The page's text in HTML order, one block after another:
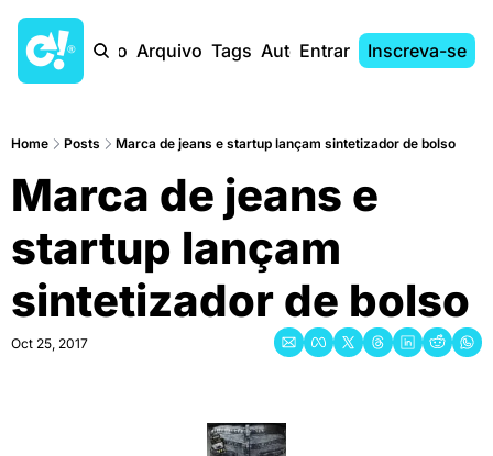
Início Arquivo Tags AutoresEntrar Inscreva-se
Home Posts Marca de jeans e startup lançam sintetizador de bolso
Marca de jeans e
startup lançam
sintetizador de bolso
Oct 25, 2017